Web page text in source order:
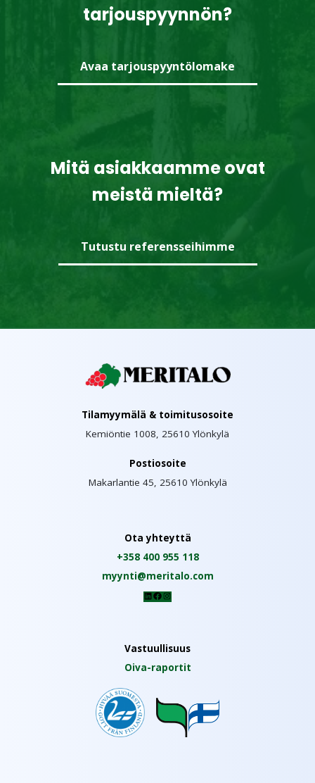
tarjouspyynnön?
Avaa tarjouspyyntölomake
Mitä asiakkaamme ovat
meistä mieltä?
Tutustu referensseihimme
Tilamyymälä & toimitusosoite
Kemiöntie 1008, 25610 Ylönkylä
Postiosoite
Makarlantie 45, 25610 Ylönkylä
Ota yhteyttä
+358 400 955 118
myynti@meritalo.com
LinkedIn
Facebook
Instagram
Vastuullisuus
Oiva-raportit